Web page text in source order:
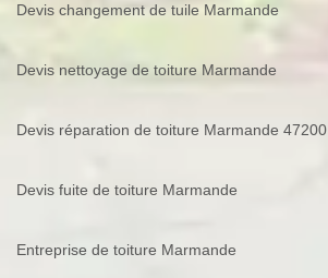
Devis changement de tuile Marmande
Devis nettoyage de toiture Marmande
Devis réparation de toiture Marmande 47200
Devis fuite de toiture Marmande
Entreprise de toiture Marmande